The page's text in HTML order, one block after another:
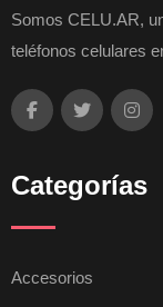
Somos CELU.AR,
teléfonos celulares
Categorías
Accesorios